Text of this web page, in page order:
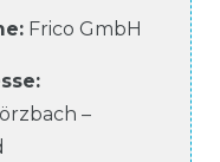
: Frico GmbH
–